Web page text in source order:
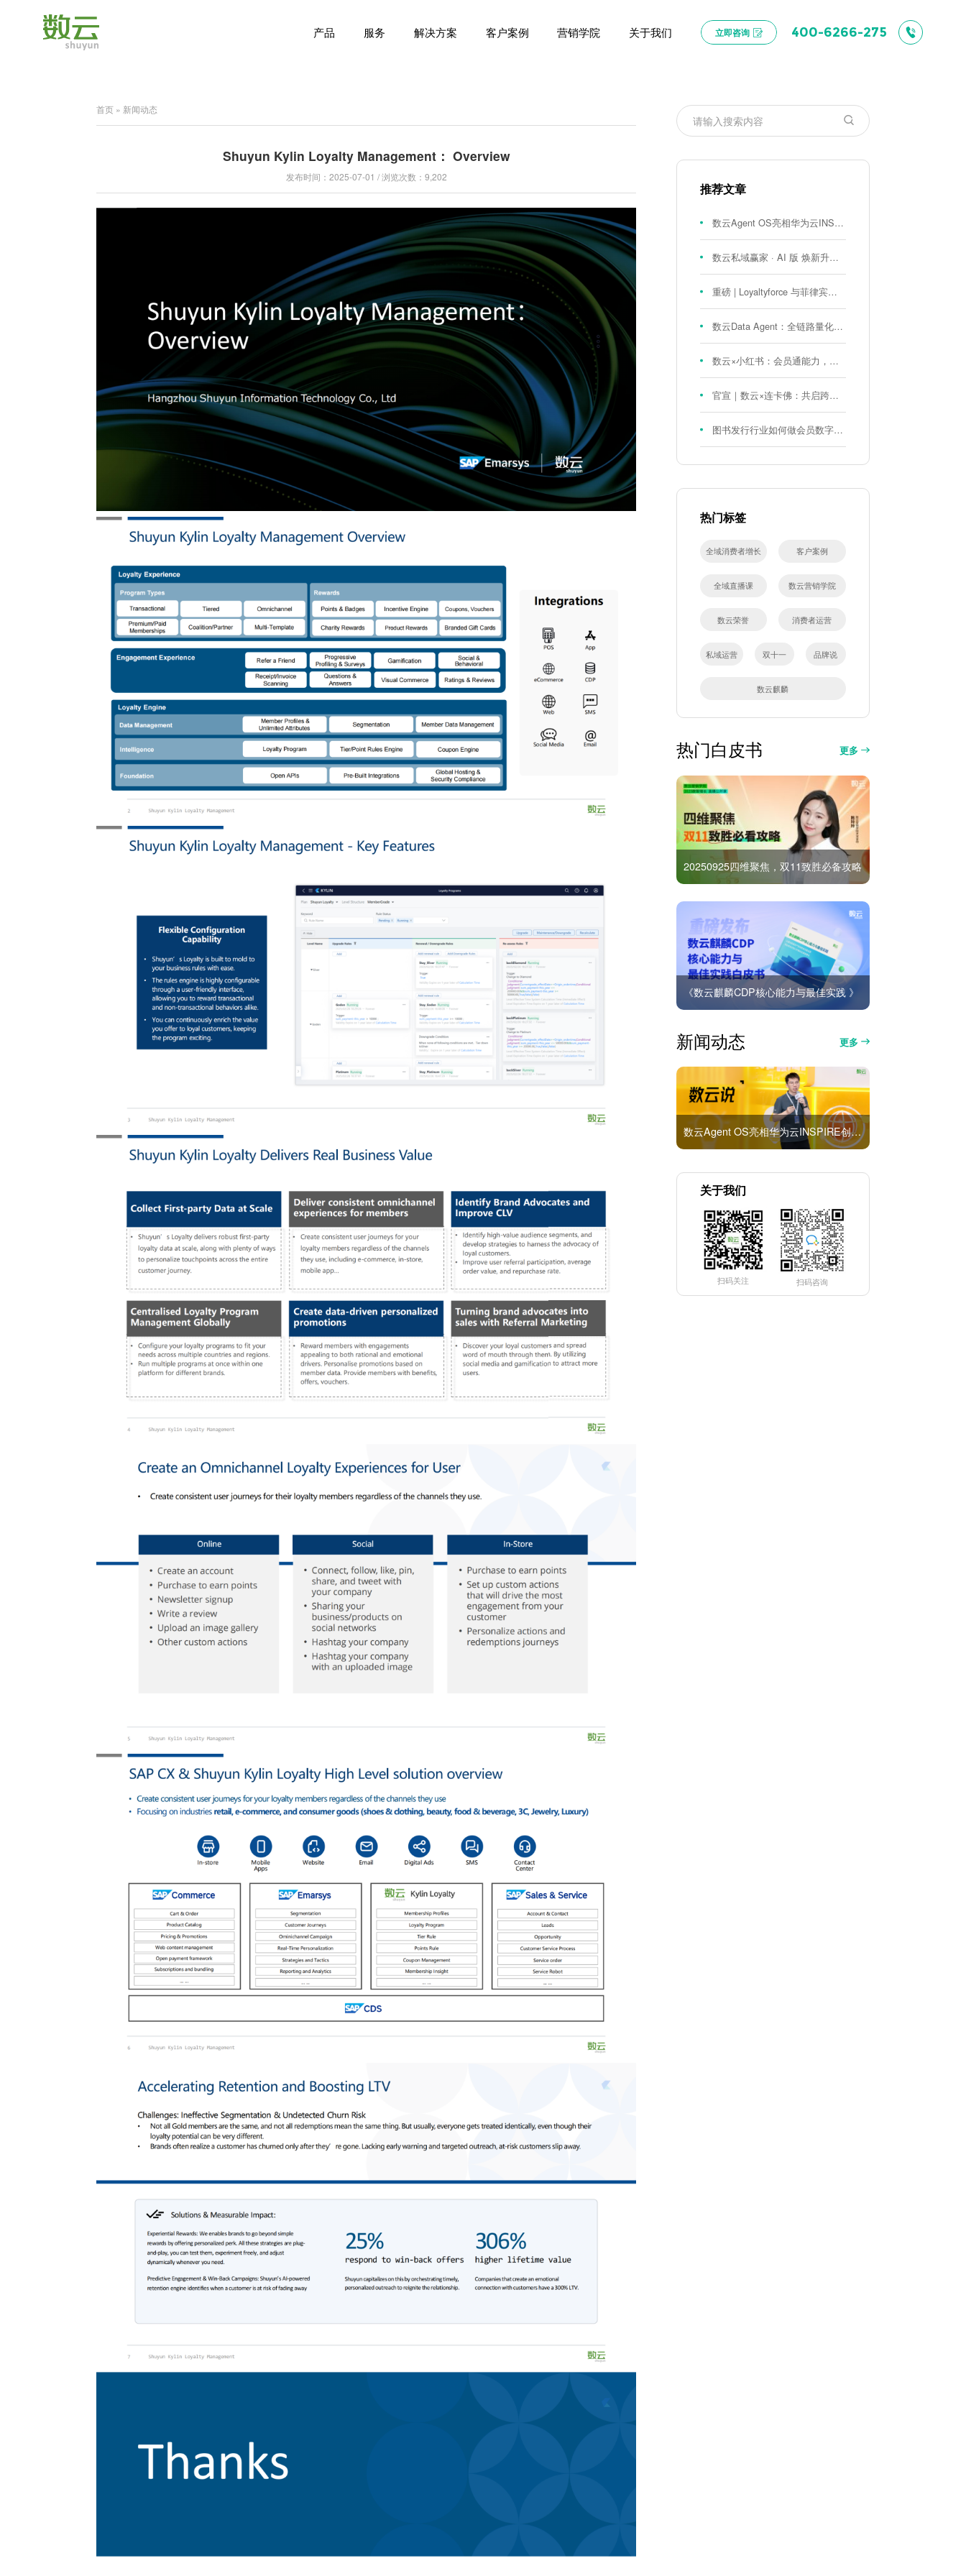
产品 服务 解决方案 客户案例 营销学院 关于我们 立即咨询 400-6266-275
首页 » 新闻动态
Shuyun Kylin Loyalty Management： Overview
发布时间：2025-07-01 / 浏览次数：9,202
推荐文章
数云Agent OS亮相华为云INSPIRE创想者大会：以AI重构消费者运营与零售营销新范式
数云私域赢家 · AI 版 焕新升级！
重磅 | Loyaltyforce 与菲律宾零售巨头 SM 集团达成战略合作，携手开启 SMAC 会员数智化运营新征程
数云Data Agent：全链路量化评测体系，炼就零售数据分析精准力
数云×小红书：会员通能力，重磅发布！
官宣｜数云×连卡佛：共启跨境会员运营新征程，重塑消费联结新体验
图书发行行业如何做会员数字化?河南新华书店给打了个样！
热门标签
全域消费者增长 客户案例
全域直播课 数云营销学院
数云荣誉 消费者运营
私域运营 双十一 品牌说
数云麒麟
热门白皮书 更多
20250925四维聚焦，双11致胜必备攻略
《数云麒麟CDP核心能力与最佳实践 》
新闻动态 更多
数云Agent OS亮相华为云INSPIRE创想者大会：以AI重构消费者运营与零售营销新范式
关于我们
扫码关注 扫码咨询